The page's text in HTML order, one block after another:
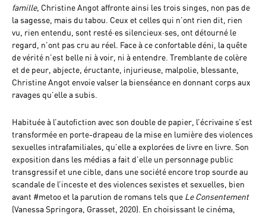
famille, Christine Angot affronte ainsi les trois singes, non pas de
la sagesse, mais du tabou. Ceux et celles qui n’ont rien dit, rien
vu, rien entendu, sont resté·es silencieux·ses, ont détourné le
regard, n’ont pas cru au réel. Face à ce confortable déni, la quête
de vérité n’est belle ni à voir, ni à entendre. Tremblante de colère
et de peur, abjecte, éructante, injurieuse, malpolie, blessante,
Christine Angot envoie valser la bienséance en donnant corps aux
ravages qu’elle a subis.
Habituée à l’autofiction avec son double de papier, l’écrivaine s’est
transformée en porte-drapeau de la mise en lumière des violences
sexuelles intrafamiliales, qu’elle a explorées de livre en livre. Son
exposition dans les médias a fait d’elle un personnage public
transgressif et une cible, dans une société encore trop sourde au
scandale de l’inceste et des violences sexistes et sexuelles, bien
avant #metoo et la parution de romans tels que Le Consentement
(Vanessa Springora, Grasset, 2020). En choisissant le cinéma,